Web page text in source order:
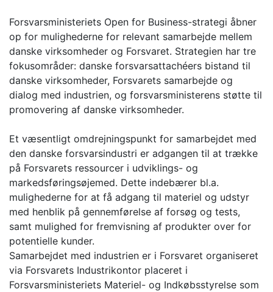
Forsvarsministeriets Open for Business-strategi åbner
op for mulighederne for relevant samarbejde mellem
danske virksomheder og Forsvaret. Strategien har tre
fokusområder: danske forsvarsattachéers bistand til
danske virksomheder, Forsvarets samarbejde og
dialog med industrien, og forsvarsministerens støtte til
promovering af danske virksomheder.
Et væsentligt omdrejningspunkt for samarbejdet med
den danske forsvarsindustri er adgangen til at trække
på Forsvarets ressourcer i udviklings- og
markedsføringsøjemed. Dette indebærer bl.a.
mulighederne for at få adgang til materiel og udstyr
med henblik på gennemførelse af forsøg og tests,
samt mulighed for fremvisning af produkter over for
potentielle kunder.
Samarbejdet med industrien er i Forsvaret organiseret
via Forsvarets Industrikontor placeret i
Forsvarsministeriets Materiel- og Indkøbsstyrelse som